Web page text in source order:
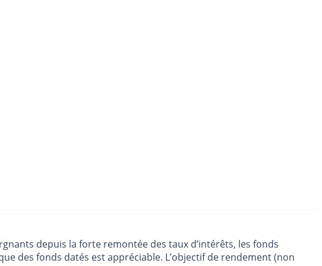
depuis la forte remontée des taux d’intérêts, les fonds
des fonds datés est appréciable. L’objectif de rendement (non